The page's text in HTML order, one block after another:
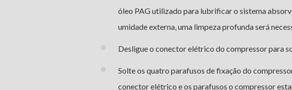
óleo PAG utilizado para lubrificar o sistema
umidade externa, uma limpeza profunda será
Desligue o conector elétrico do compressor para
Solte os quatro parafusos de fixação do
conector elétrico e os parafusos o compressor